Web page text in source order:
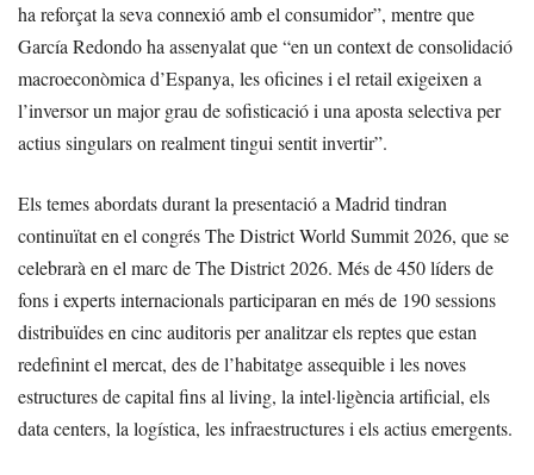
ha reforçat la seva connexió amb el consumidor”, mentre que
García Redondo ha assenyalat que “en un context de consolidació
macroeconòmica d’Espanya, les oficines i el retail exigeixen a
l’inversor un major grau de sofisticació i una aposta selectiva per
actius singulars on realment tingui sentit invertir”.
Els temes abordats durant la presentació a Madrid tindran
continuïtat en el congrés The District World Summit 2026, que se
celebrarà en el marc de The District 2026. Més de 450 líders de
fons i experts internacionals participaran en més de 190 sessions
distribuïdes en cinc auditoris per analitzar els reptes que estan
redefinint el mercat, des de l’habitatge assequible i les noves
estructures de capital fins al living, la intel·ligència artificial, els
data centers, la logística, les infraestructures i els actius emergents.